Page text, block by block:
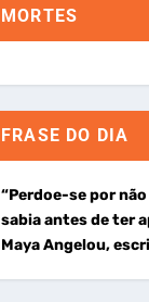
MORTES
FRASE DO DIA
“Perdoe-se por
sabia antes de ter
Maya Angelou,